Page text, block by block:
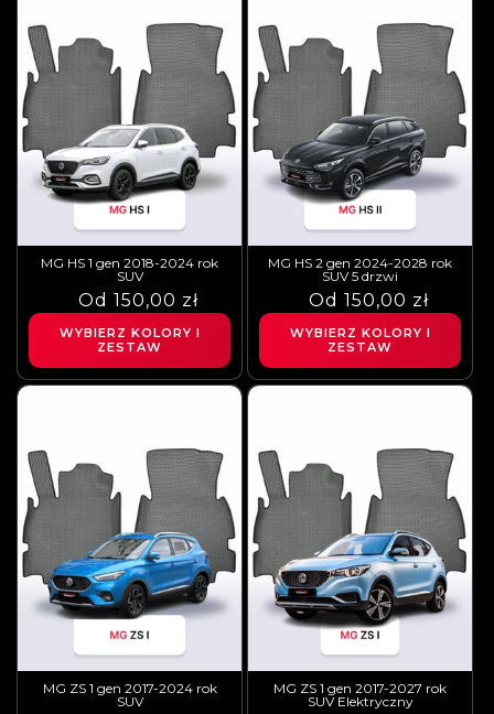
MG HS 1 gen 2018-2024 rok
SUV
Cena
regularna
Cena
sprzedaży
Od 150,00 zł
WYBIERZ KOLORY I
ZESTAW
MG HS 2 gen 2024-2028 rok
SUV 5 drzwi
Cena
regularna
Cena
sprzedaży
Od 150,00 zł
WYBIERZ KOLORY I
ZESTAW
MG ZS 1 gen 2017-2024 rok
SUV
MG ZS 1 gen 2017-2027 rok
SUV Elektryczny